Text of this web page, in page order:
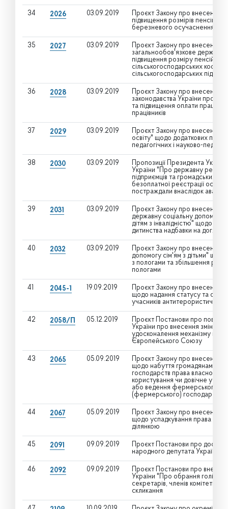
34 2026 03.09.2019
Проєкт Закону про внесення
підвищення розмірів пенсій
березневого осучаснення
35 2027 03.09.2019
Проєкт Закону про внесення
загальнообов'язкове
підвищення розміру пенсій
сільськогосподарських
сільськогосподарських
36 2028 03.09.2019
Проєкт Закону про внесення
законодавства України про
та підвищення оплати праці
працівників
37 2029 03.09.2019
Проєкт Закону про внесення
освіту" щодо додаткових пільг
педагогічних і науково-
38 2030 03.09.2019
Пропозиції Президента
України "Про державну
підприємців та громадських
безоплатної реєстрації
постраждали внаслідок
39 2031 03.09.2019
Проєкт Закону про внесення
державну соціальну допомогу
дітям з інвалідністю" щодо
дитинства надбавки на догляд
40 2032 03.09.2019
Проєкт Закону про внесення
допомогу сім'ям з дітьми" щодо
з пологами та збільшення
пологами
41 2045-1 19.09.2019
Проєкт Закону про внесення
щодо надання статусу та
учасників антитерористичної
42 2058/П 05.12.2019
Проєкт Постанови про
України про внесення змін до
удосконалення механізму
Європейського Союзу
43 2065 05.09.2019
Проєкт Закону про внесення
щодо набуття громадянами
господарств права власності
користування чи довічне
або ведення фермерського
(фермерського) господарства)
44 2067 05.09.2019
Проєкт Закону про внесення
щодо успадкування права
ділянкою
45 2091 09.09.2019
Проєкт Постанови про
народного депутата України
46 2092 09.09.2019
Проєкт Постанови про
України "Про обрання голів,
секретарів, членів комітетів
скликання